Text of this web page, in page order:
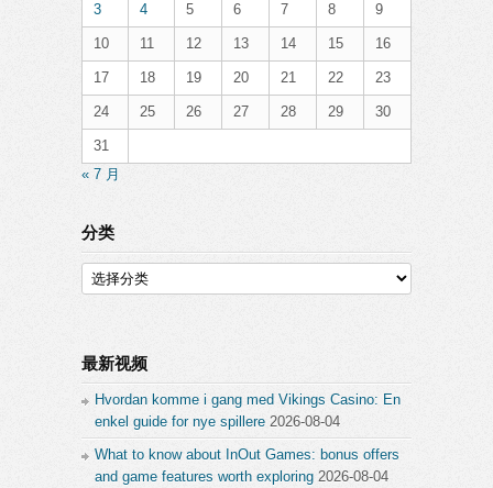
3 4 5 6 7 8 9
10 11 12 13 14 15 16
17 18 19 20 21 22 23
24 25 26 27 28 29 30
31
« 7 月
分类
分
类
最新视频
Hvordan komme i gang med Vikings Casino: En
enkel guide for nye spillere 2026-08-04
What to know about InOut Games: bonus offers
and game features worth exploring 2026-08-04